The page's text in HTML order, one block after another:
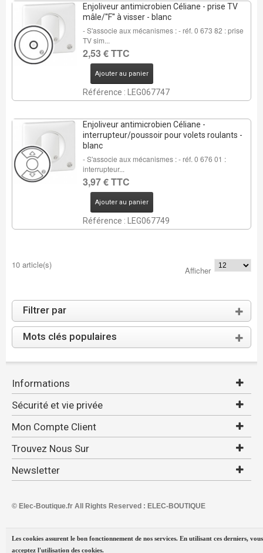
Enjoliveur antimicrobien Céliane - prise TV
mâle/''F'' à visser - blanc
- S'associe aux mécanismes : - réf. 0 673 82 : prise
TV sim...
2,53 € TTC
Ajouter au panier
Référence : LEG067747
Enjoliveur antimicrobien Céliane -
interrupteur/poussoir pour volets roulants -
blanc
- S'associe aux mécanismes : - réf. 0 676 01 :
interrupteur...
3,97 € TTC
Ajouter au panier
Référence : LEG067749
10 article(s)
Afficher
Filtrer par
Mots clés populaires
Informations
Sécurité et vie privée
Mon Compte Client
Trouvez Nous Sur
Newsletter
© Elec-Boutique.fr All Rights Reserved : ELEC-BOUTIQUE
Les cookies assurent le bon fonctionnement de nos services. En utilisant ces derniers, vous
acceptez l'utilisation des cookies.